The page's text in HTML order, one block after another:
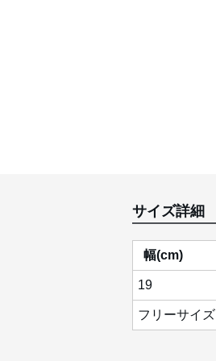
サイズ詳細
幅(cm)
19
フリーサイズ